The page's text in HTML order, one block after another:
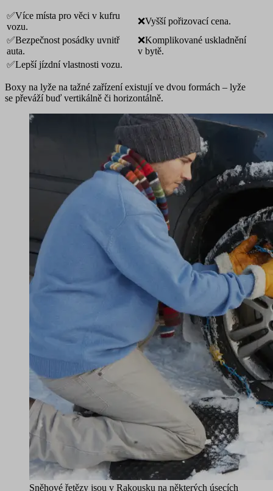
✅Více místa pro věci v kufru
vozu.
❌Vyšší pořizovací cena.
✅Bezpečnost posádky uvnitř
auta.
❌Komplikované uskladnění
v bytě.
✅Lepší jízdní vlastnosti vozu.
Boxy na lyže na tažné zařízení existují ve dvou formách – lyže
se převáží buď vertikálně či horizontálně.
Sněhové řetězy jsou v Rakousku na některých úsecích